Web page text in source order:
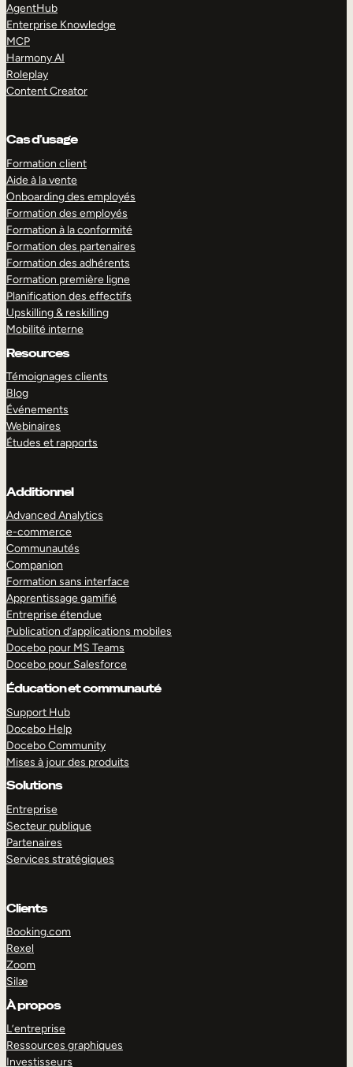
AgentHub
Enterprise Knowledge
MCP
Harmony AI
Roleplay
Content Creator
Cas d’usage
Formation client
Aide à la vente
Onboarding des employés
Formation des employés
Formation à la conformité
Formation des partenaires
Formation des adhérents
Formation première ligne
Planification des effectifs
Upskilling & reskilling
Mobilité interne
Resources
Témoignages clients
Blog
Événements
Webinaires
Études et rapports
Additionnel
Advanced Analytics
e-commerce
Communautés
Companion
Formation sans interface
Apprentissage gamifié
Entreprise étendue
Publication d’applications mobiles
Docebo pour MS Teams
Docebo pour Salesforce
Éducation et communauté
Support Hub
Docebo Help
Docebo Community
Mises à jour des produits
Solutions
Entreprise
Secteur publique
Partenaires
Services stratégiques
Clients
Booking.com
Rexel
Zoom
Silæ
À propos
L’entreprise
Ressources graphiques
Investisseurs